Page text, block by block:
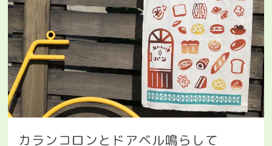
カランコロンとドアベル鳴らして